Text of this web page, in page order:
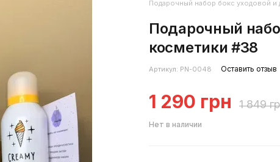
Подарочный набор бокс уходовой и
Подарочный
косметики #38
Артикул: PN-0048 Оставить отзыв
1 290 грн 1 849
Нет в наличии